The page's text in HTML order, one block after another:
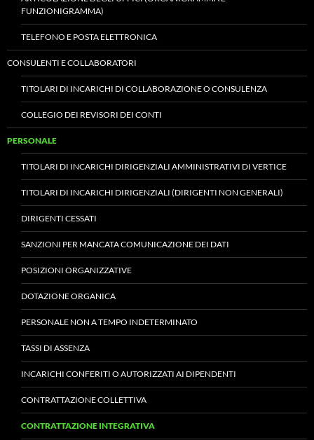
FUNZIONIGRAMMA)
TELEFONO E POSTA ELETTRONICA
CONSULENTI E COLLABORATORI
TITOLARI DI INCARICHI DI COLLABORAZIONE O CONSULENZA
COLLEGIO DEI REVISORI DEI CONTI
PERSONALE
TITOLARI DI INCARICHI DIRIGENZIALI AMMINISTRATIVI DI VERTICE
TITOLARI DI INCARICHI DIRIGENZIALI (DIRIGENTI NON GENERALI)
DIRIGENTI CESSATI
SANZIONI PER MANCATA COMUNICAZIONE DEI DATI
POSIZIONI ORGANIZZATIVE
DOTAZIONE ORGANICA
PERSONALE NON A TEMPO INDETERMINATO
TASSI DI ASSENZA
INCARICHI CONFERITI O AUTORIZZATI AI DIPENDENTI
CONTRATTAZIONE COLLETTIVA
CONTRATTAZIONE INTEGRATIVA